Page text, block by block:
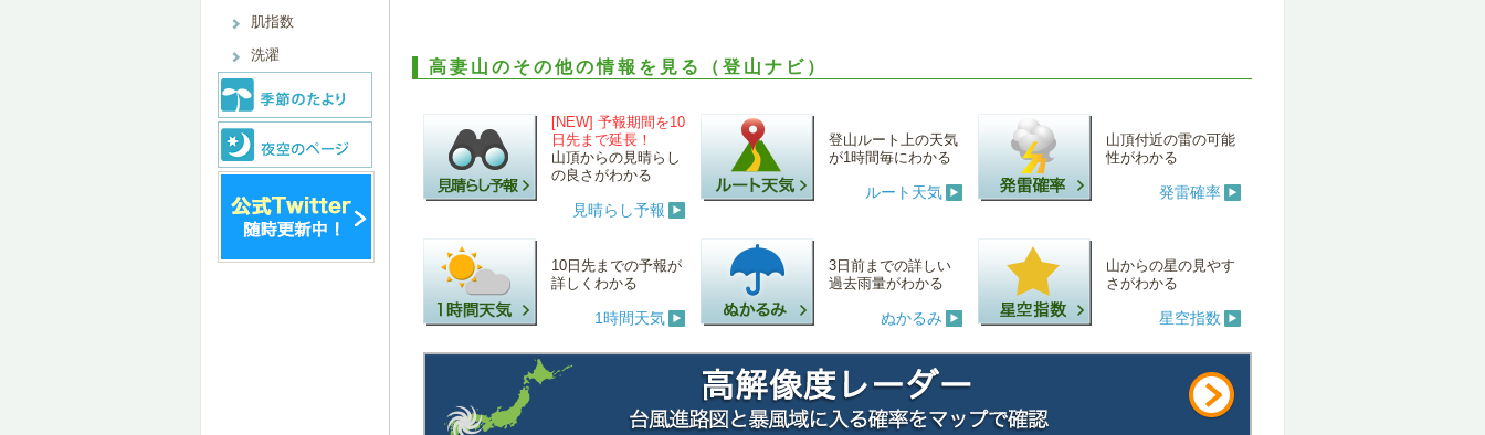
肌指数
洗濯
高妻山のその他の情報を見る（登山ナビ）
[NEW] 予報期間を10
日先まで延長！
山頂からの見晴らし
の良さがわかる
見晴らし予報
登山ルート上の天気
が1時間毎にわかる
ルート天気
山頂付近の雷の可能
性がわかる
発雷確率
10日先までの予報が
詳しくわかる
1時間天気
3日前までの詳しい
過去雨量がわかる
ぬかるみ
山からの星の見やす
さがわかる
星空指数